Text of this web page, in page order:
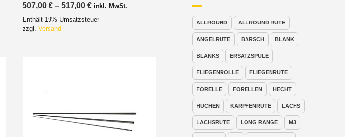
507,00 € – 517,00 €Preisspanne:
bis
inkl. MwSt.
Enthält 19% Umsatzsteuer
zzgl. Versand
ALLROUND ALLROUND RUTE
ANGELRUTE BARSCH BLANK
BLANKS ERSATZSPULE
FLIEGENROLLE FLIEGENRUTE
FORELLE FORELLEN HECHT
HUCHEN KARPFENRUTE LACHS
LACHSRUTE LONG RANGE M3